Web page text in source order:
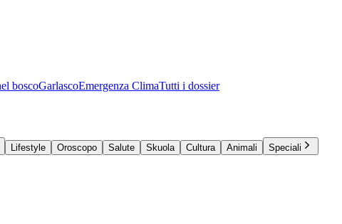
boscoGarlascoEmergenza ClimaTutti i dossier
Lifestyle Oroscopo Salute Skuola Cultura Animali
Speciali